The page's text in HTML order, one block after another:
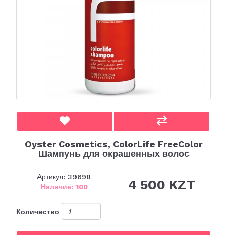
Oyster Cosmetics, ColorLife FreeColor
Шампунь для окрашенных волос
Артикул: 39698
Наличие: 100
4 500 KZT
Количество